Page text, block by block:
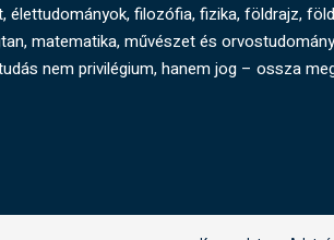
filozófia, fizika, földrajz,
matematika, művészet és
nem privilégium, hanem jog – ossza